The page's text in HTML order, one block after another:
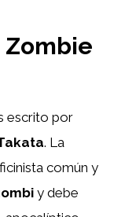
Zombie
escrito por
. La
común y
y debe